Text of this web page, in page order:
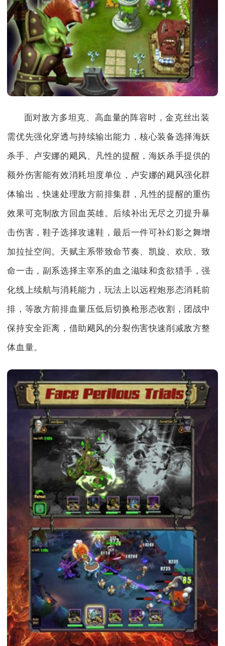
面对敌方多坦克、高血量的阵容时，金克丝出装
需优先强化穿透与持续输出能力，核心装备选择海妖
杀手、卢安娜的飓风、凡性的提醒，海妖杀手提供的
额外伤害能有效消耗坦度单位，卢安娜的飓风强化群
体输出，快速处理敌方前排集群，凡性的提醒的重伤
效果可克制敌方回血英雄。后续补出无尽之刃提升暴
击伤害，鞋子选择攻速鞋，最后一件可补幻影之舞增
加拉扯空间。天赋主系带致命节奏、凯旋、欢欣、致
命一击，副系选择主宰系的血之滋味和贪欲猎手，强
化线上续航与消耗能力，玩法上以远程炮形态消耗前
排，等敌方前排血量压低后切换枪形态收割，团战中
保持安全距离，借助飓风的分裂伤害快速削减敌方整
体血量。